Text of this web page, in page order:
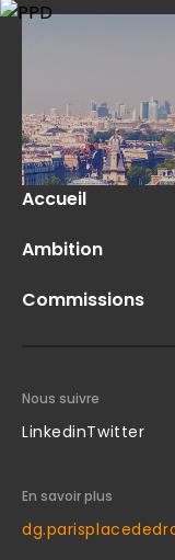
Accueil
Ambition
Commissions
Nous suivre
LinkedinTwitter
En savoir plus